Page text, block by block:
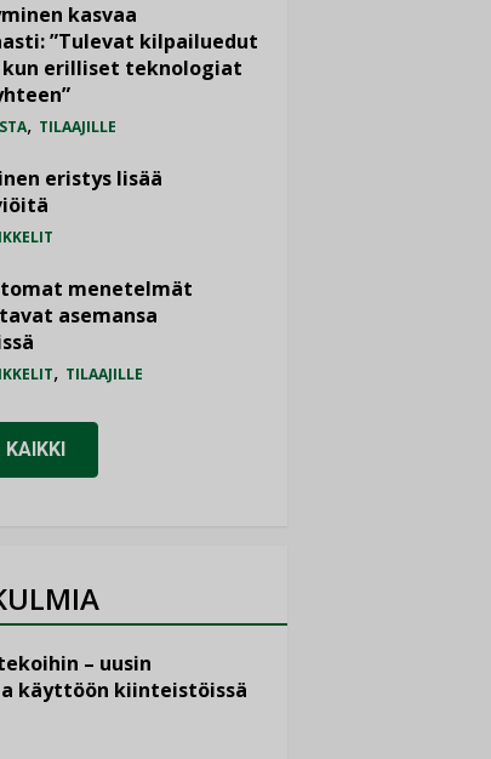
kasvaa
”Tulevat kilpailuedut
erilliset teknologiat
, TILAAJILLE
eristys lisää
menetelmät
asemansa
, TILAAJILLE
– uusin
käyttöön kiinteistöissä